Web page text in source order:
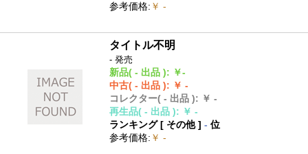
参考価格: ￥ -
タイトル不明
- 発売
新品( - 出品 ): ￥-
中古( - 出品 ): ￥ -
コレクター( - 出品 ): ￥ -
再生品( - 出品 ): ￥ -
ランキング [ その他]- 位
参考価格: ￥ -